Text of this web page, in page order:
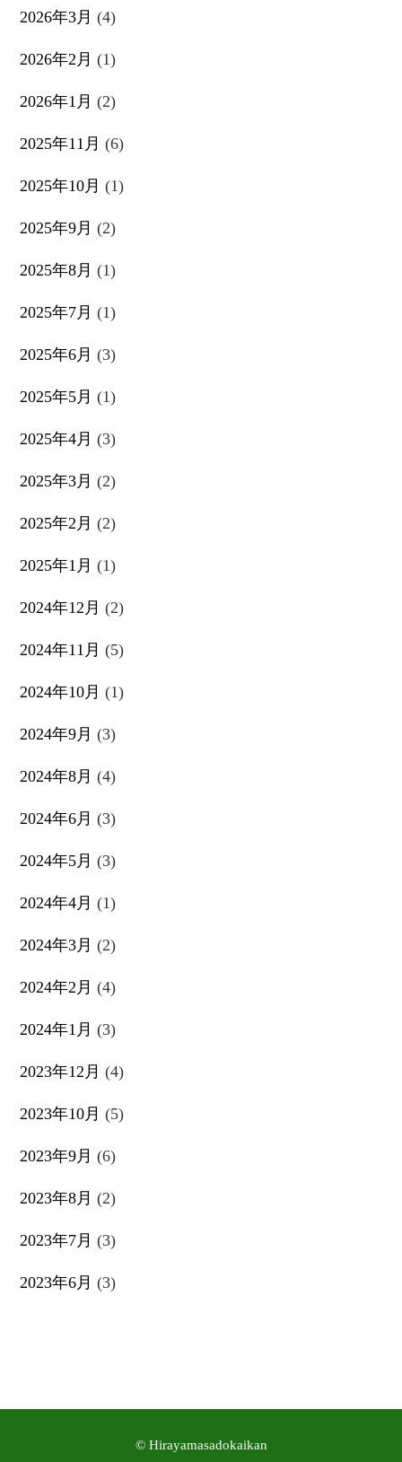
2026年3月 (4)
2026年2月 (1)
2026年1月 (2)
2025年11月 (6)
2025年10月 (1)
2025年9月 (2)
2025年8月 (1)
2025年7月 (1)
2025年6月 (3)
2025年5月 (1)
2025年4月 (3)
2025年3月 (2)
2025年2月 (2)
2025年1月 (1)
2024年12月 (2)
2024年11月 (5)
2024年10月 (1)
2024年9月 (3)
2024年8月 (4)
2024年6月 (3)
2024年5月 (3)
2024年4月 (1)
2024年3月 (2)
2024年2月 (4)
2024年1月 (3)
2023年12月 (4)
2023年10月 (5)
2023年9月 (6)
2023年8月 (2)
2023年7月 (3)
2023年6月 (3)
© Hirayamasadokaikan